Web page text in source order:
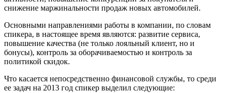
снижение маржинальности продаж новых автомобилей.
Основными направлениями работы в компании, по словам
спикера, в настоящее время являются: развитие сервиса,
повышение качества (не только лояльный клиент, но и
бонусы), контроль за оборачиваемостью и контроль за
политикой скидок.
Что касается непосредственно финансовой службы, то среди
ее задач на 2013 год спикер выделил следующие: